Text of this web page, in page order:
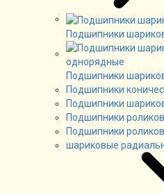
Подшипники
Подшипники
Подшипники
Подшипники
Подшипники
Подшипники
шариковые